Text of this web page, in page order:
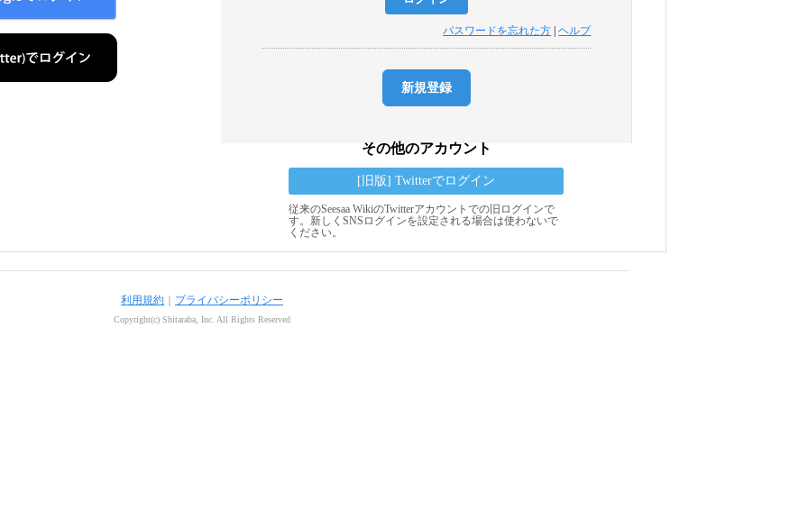
パスワードを忘れた方 |ヘルプ
新規登録
その他のアカウント
[旧版] Twitterでログイン
従来のSeesaa WikiのTwitterアカウントでの旧ログインで
す。新しくSNSログインを設定される場合は使わないで
ください。
利用規約 プライバシーポリシー
Copyright(c) Shitaraba, Inc. All Rights Reserved